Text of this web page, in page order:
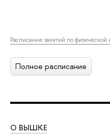
Расписание занятий по
Полное расписание
О ВЫШКЕ